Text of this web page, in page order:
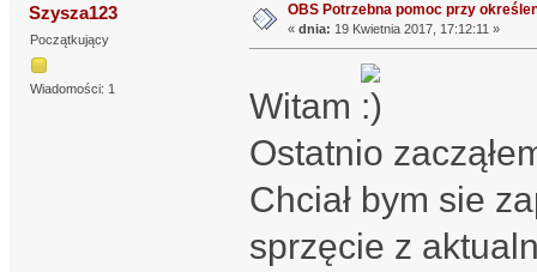
Szysza123
Początkujący
Wiadomości: 1
OBS Potrzebna pomoc przy
« dnia: 19 Kwietnia 2017, 17:12:11 »
Witam
Ostatnio
Chciał bym sie
sprzęcie z